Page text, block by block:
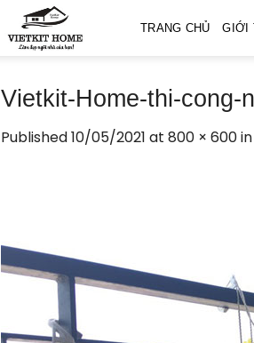
TRANG CHỦ GIỚI
Vietkit-Home-thi-cong-
Published10/05/2021 at 800 × 600in